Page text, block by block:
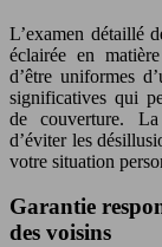
L’examen détaillé
éclairée en
d’être uniformes
significatives qui
de couverture. La
d’éviter les
votre situation
Garantie
des voisins